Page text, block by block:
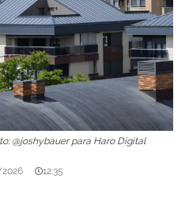
@joshybauer para Haro Digital
12:35